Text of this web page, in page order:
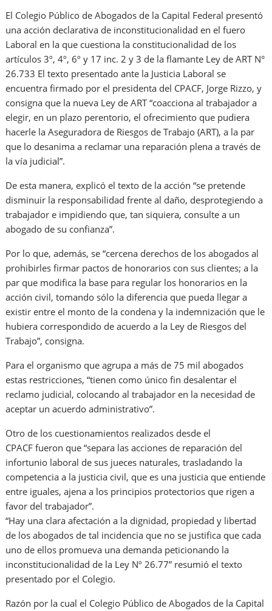
El Colegio Público de Abogados de la Capital Federal presentó
una acción declarativa de inconstitucionalidad en el fuero
Laboral en la que cuestiona la constitucionalidad de los
artículos 3º, 4º, 6º y 17 inc. 2 y 3 de la flamante Ley de ART N°
26.733 El texto presentado ante la Justicia Laboral se
encuentra firmado por el presidenta del CPACF, Jorge Rizzo, y
consigna que la nueva Ley de ART “coacciona al trabajador a
elegir, en un plazo perentorio, el ofrecimiento que pudiera
hacerle la Aseguradora de Riesgos de Trabajo (ART), a la par
que lo desanima a reclamar una reparación plena a través de
la vía judicial”.
De esta manera, explicó el texto de la acción “se pretende
disminuir la responsabilidad frente al daño, desprotegiendo a
trabajador e impidiendo que, tan siquiera, consulte a un
abogado de su confianza”.
Por lo que, además, se “cercena derechos de los abogados al
prohibirles firmar pactos de honorarios con sus clientes; a la
par que modifica la base para regular los honorarios en la
acción civil, tomando sólo la diferencia que pueda llegar a
existir entre el monto de la condena y la indemnización que le
hubiera correspondido de acuerdo a la Ley de Riesgos del
Trabajo”, consigna.
Para el organismo que agrupa a más de 75 mil abogados
estas restricciones, “tienen como único fin desalentar el
reclamo judicial, colocando al trabajador en la necesidad de
aceptar un acuerdo administrativo”.
Otro de los cuestionamientos realizados desde el
CPACF fueron que “separa las acciones de reparación del
infortunio laboral de sus jueces naturales, trasladando la
competencia a la justicia civil, que es una justicia que entiende
entre iguales, ajena a los principios protectorios que rigen a
favor del trabajador”.
“Hay una clara afectación a la dignidad, propiedad y libertad
de los abogados de tal incidencia que no se justifica que cada
uno de ellos promueva una demanda peticionando la
inconstitucionalidad de la Ley Nº 26.77” resumió el texto
presentado por el Colegio.
Razón por la cual el Colegio Público de Abogados de la Capital